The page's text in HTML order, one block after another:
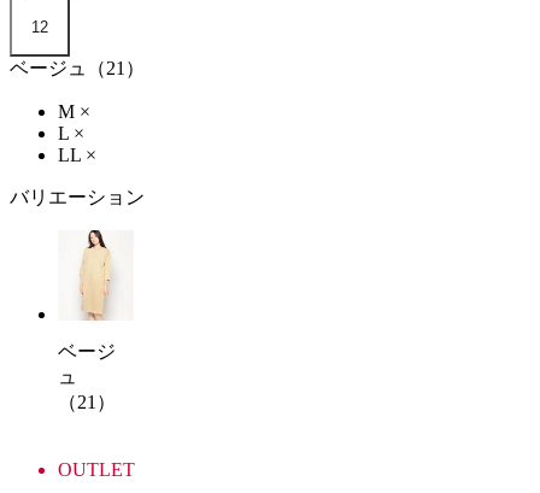
12
ベージュ（21）
M ×
L ×
LL ×
バリエーション
ベージ
ュ
（21）
OUTLET